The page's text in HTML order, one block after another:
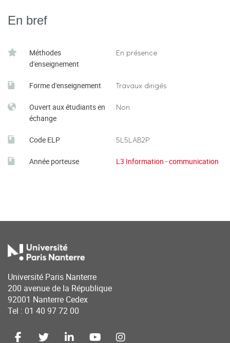
En bref
Méthodes
d'enseignement
En présence
Forme d'enseignement Travaux dirigés
Ouvert aux étudiants en
échange
Non
Code ELP 5L5LAB2P
Année porteuse L3 Information - communication
Université Paris Nanterre
200 avenue de la République
92001 Nanterre Cedex
Tel : 01 40 97 72 00